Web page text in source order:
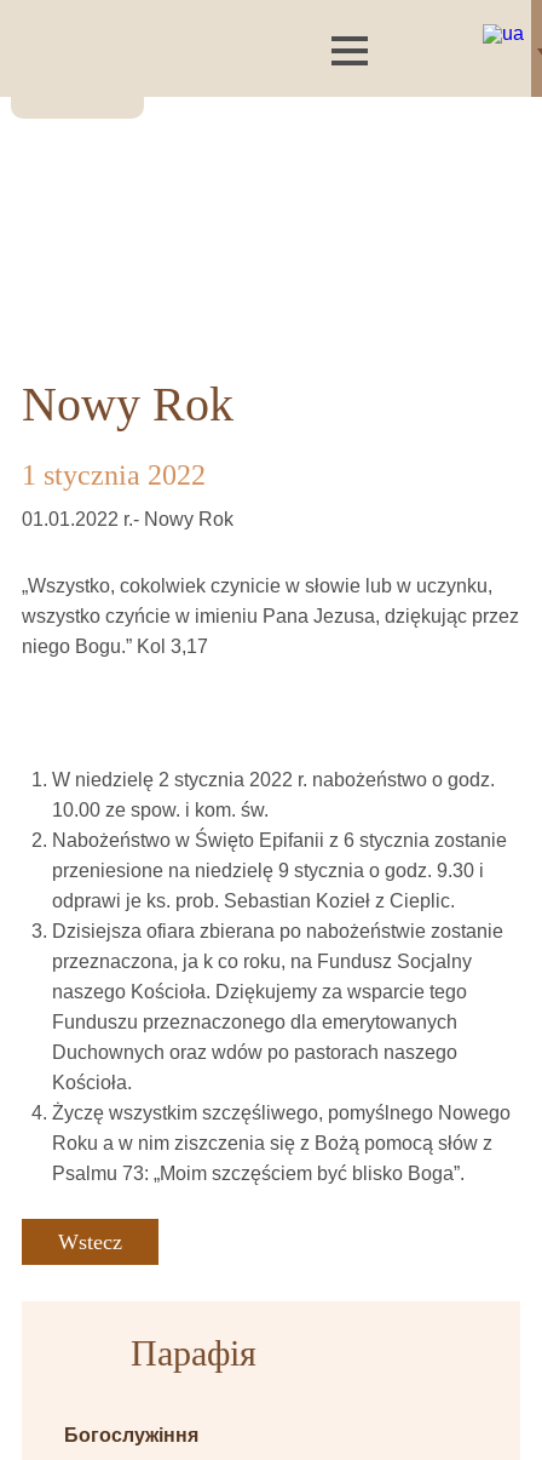
Nowy Rok
1 stycznia 2022
01.01.2022 r.- Nowy Rok
„Wszystko, cokolwiek czynicie w słowie lub w uczynku,
wszystko czyńcie w imieniu Pana Jezusa, dziękując przez
niego Bogu.” Kol 3,17
W niedzielę 2 stycznia 2022 r. nabożeństwo o godz.
10.00 ze spow. i kom. św.
Nabożeństwo w Święto Epifanii z 6 stycznia zostanie
przeniesione na niedzielę 9 stycznia o godz. 9.30 i
odprawi je ks. prob. Sebastian Kozieł z Cieplic.
Dzisiejsza ofiara zbierana po nabożeństwie zostanie
przeznaczona, ja k co roku, na Fundusz Socjalny
naszego Kościoła. Dziękujemy za wsparcie tego
Funduszu przeznaczonego dla emerytowanych
Duchownych oraz wdów po pastorach naszego
Kościoła.
Życzę wszystkim szczęśliwego, pomyślnego Nowego
Roku a w nim ziszczenia się z Bożą pomocą słów z
Psalmu 73: „Moim szczęściem być blisko Boga”.
Wstecz
Парафія
Богослужіння